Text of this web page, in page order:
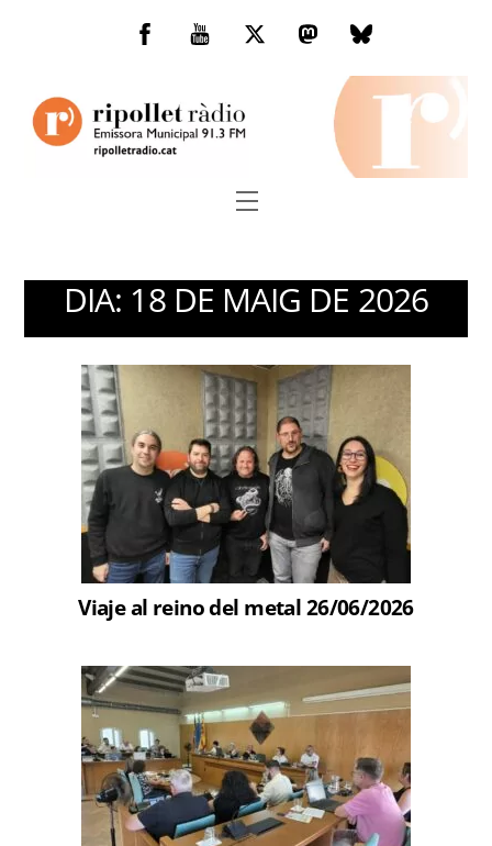
Facebook
You
TwitterMastodonBluesky
Menu
DIA: 18 DE MAIG DE 2026
Viaje al reino del metal 26/06/2026